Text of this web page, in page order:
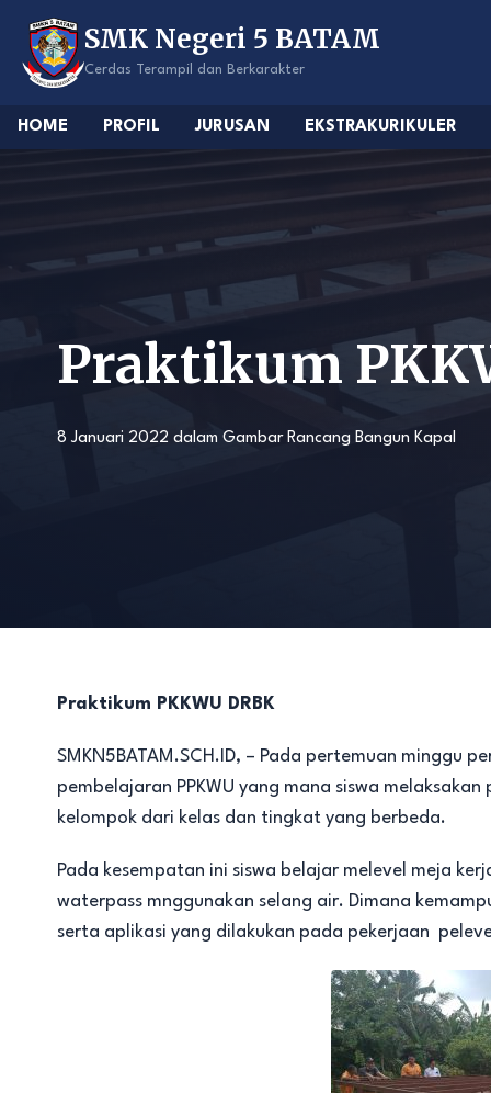
content
SMK Negeri 5 BATAM
Cerdas Terampil dan Berkarakter
HOME PROFIL JURUSAN EKSTRAKURIKULER
Praktikum
8 Januari 2022 dalam Gambar Rancang Bangun Kapal
Praktikum PKKWU DRBK
SMKN5BATAM.SCH.ID, – Pada pertemuan minggu
pembelajaran PPKWU yang mana siswa
kelompok dari kelas dan tingkat yang berbeda.
Pada kesempatan ini siswa belajar melevel meja
waterpass mnggunakan selang air. Dimana
serta aplikasi yang dilakukan pada pekerjaan